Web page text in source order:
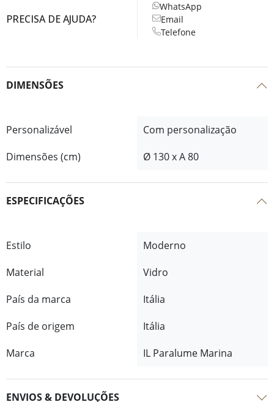
PRECISA DE AJUDA?
WhatsApp
Email
Telefone
DIMENSÕES
Personalizável
Com personalização
Dimensões (cm)
Ø 130 x A 80
ESPECIFICAÇÕES
Estilo
Moderno
Material
Vidro
País da marca
Itália
País de origem
Itália
Marca
IL Paralume Marina
ENVIOS & DEVOLUÇÕES